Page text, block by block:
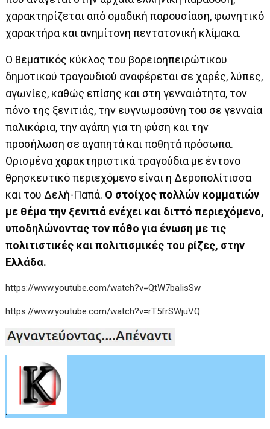
χαρακτηρίζεται από ομαδική παρουσίαση, φωνητικό
χαρακτήρα και ανημίτονη πεντατονική κλίμακα.
Ο θεματικός κύκλος του βορειοηπειρώτικου
δημοτικού τραγουδιού αναφέρεται σε χαρές, λύπες,
αγωνίες, καθώς επίσης και στη γενναιότητα, τον
πόνο της ξενιτιάς, την ευγνωμοσύνη του σε γενναία
παλικάρια, την αγάπη για τη φύση και την
προσήλωση σε αγαπητά και ποθητά πρόσωπα.
Ορισμένα χαρακτηριστικά τραγούδια με έντονο
θρησκευτικό περιεχόμενο είναι η Δεροπολίτισσα
και του Δελή-Παπά. Ο στοίχος πολλών κομματιών
με θέμα την ξενιτιά ενέχει και διττό περιεχόμενο,
υποδηλώνοντας τον πόθο για ένωση με τις
πολιτιστικές και πολιτισμικές του ρίζες, στην
Ελλάδα.
https://www.youtube.com/watch?v=QtW7baIisSw
https://www.youtube.com/watch?v=rT5frSWjuVQ